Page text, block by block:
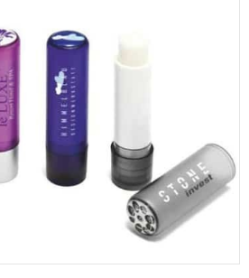
Protezione solare fattore 15 in
pratica confezione spray tascabile
personalizzata